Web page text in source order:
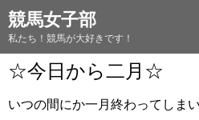
競馬女子部
私たち！競馬が大好きです！
☆今日から二月☆
いつの間にか一月終わってしま